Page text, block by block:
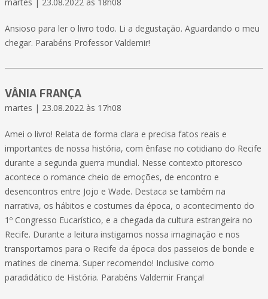
Ansioso para ler o livro todo. Li a degustação. Aguardando o meu
chegar. Parabéns Professor Valdemir!
VÂNIA FRANÇA
martes | 23.08.2022 às 17h08
Amei o livro! Relata de forma clara e precisa fatos reais e
importantes de nossa história, com ênfase no cotidiano do Recife
durante a segunda guerra mundial. Nesse contexto pitoresco
acontece o romance cheio de emoções, de encontro e
desencontros entre Jojo e Wade. Destaca se também na
narrativa, os hábitos e costumes da época, o acontecimento do
1º Congresso Eucarístico, e a chegada da cultura estrangeira no
Recife. Durante a leitura instigamos nossa imaginação e nos
transportamos para o Recife da época dos passeios de bonde e
matines de cinema. Super recomendo! Inclusive como
paradidático de História. Parabéns Valdemir França!